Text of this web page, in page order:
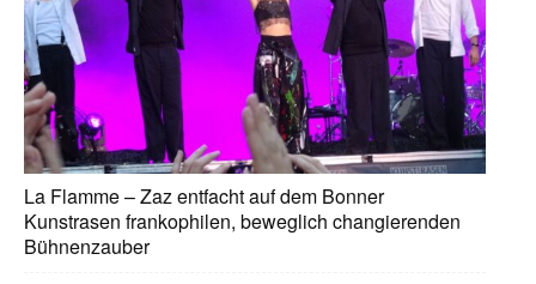
La Flamme – Zaz entfacht auf dem Bonner
Kunstrasen frankophilen, beweglich changierenden
Bühnenzauber